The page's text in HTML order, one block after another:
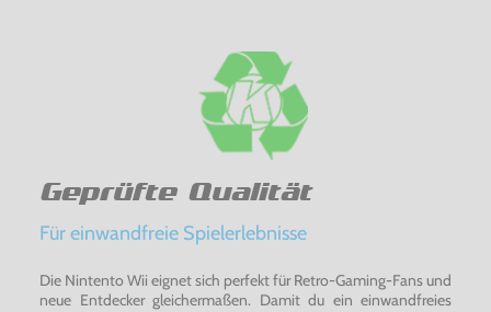
Geprüfte Qualität
Für einwandfreie Spielerlebnisse
Die Nintento Wii eignet sich perfekt für Retro-Gaming-Fans und
neue Entdecker gleichermaßen. Damit du ein einwandfreies